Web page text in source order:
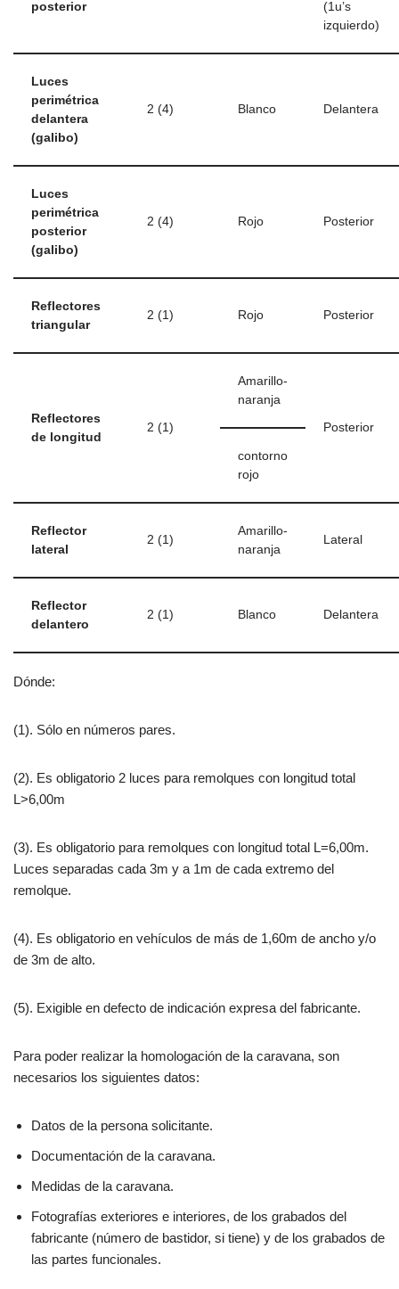
posterior
(1u’s
izquierdo)
Luces
perimétrica
delantera
(galibo)
2 (4) Blanco Delantera
Luces
perimétrica
posterior
(galibo)
2 (4) Rojo Posterior
Reflectores
triangular
2 (1) Rojo Posterior
Reflectores
de longitud
2 (1)
Amarillo-
naranja
Posterior
contorno
rojo
Reflector
lateral
2 (1)
Amarillo-
naranja
Lateral
Reflector
delantero
2 (1) Blanco Delantera
Dónde:
(1). Sólo en números pares.
(2). Es obligatorio 2 luces para remolques con longitud total
L>6,00m
(3). Es obligatorio para remolques con longitud total L=6,00m.
Luces separadas cada 3m y a 1m de cada extremo del
remolque.
(4). Es obligatorio en vehículos de más de 1,60m de ancho y/o
de 3m de alto.
(5). Exigible en defecto de indicación expresa del fabricante.
Para poder realizar la homologación de la caravana, son
necesarios los siguientes datos:
Datos de la persona solicitante.
Documentación de la caravana.
Medidas de la caravana.
Fotografías exteriores e interiores, de los grabados del
fabricante (número de bastidor, si tiene) y de los grabados de
las partes funcionales.